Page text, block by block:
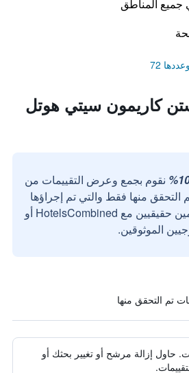
المناطق
72
كاريمون سيتي هوتل
نقوم بجمع وعرض التقييمات من
التحقق منها فقط والتي تم إجراؤها
بواسطة مستخدمين حقيقيين مع HotelsCombined أو
الموثوقين.
حاول إزالة مرشح أو تغيير بحثك أو